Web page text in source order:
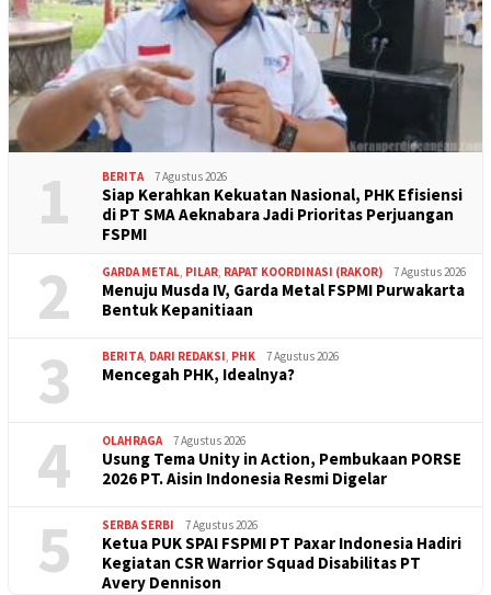
1 BERITA 7 Agustus 2026
Siap Kerahkan Kekuatan Nasional, PHK Efisiensi
di PT SMA Aeknabara Jadi Prioritas Perjuangan
FSPMI
2 GARDA METAL, PILAR, RAPAT KOORDINASI (RAKOR) 7 Agustus 2026
Menuju Musda IV, Garda Metal FSPMI Purwakarta
Bentuk Kepanitiaan
3 BERITA, DARI REDAKSI, PHK 7 Agustus 2026
Mencegah PHK, Idealnya?
4 OLAHRAGA 7 Agustus 2026
Usung Tema Unity in Action, Pembukaan PORSE
2026 PT. Aisin Indonesia Resmi Digelar
5 SERBA SERBI 7 Agustus 2026
Ketua PUK SPAI FSPMI PT Paxar Indonesia Hadiri
Kegiatan CSR Warrior Squad Disabilitas PT
Avery Dennison